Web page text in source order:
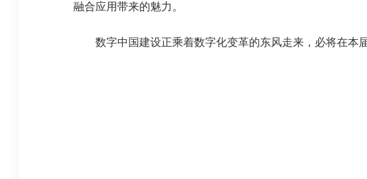
融合应用带来的魅力。
数字中国建设正乘着数字化变革的东风走来，必将在本届